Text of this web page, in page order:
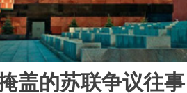
盖的苏联争议往